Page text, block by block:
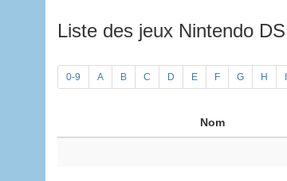
Liste des jeux Nintendo DS
0-9 A B C D E F G H
Nom